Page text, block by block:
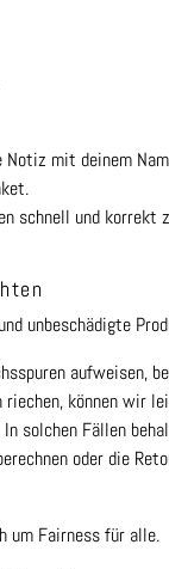
mit deinem
schnell und korrekt
unbeschädigte
aufweisen,
riechen, können wir
solchen Fällen
oder die
um Fairness für alle.